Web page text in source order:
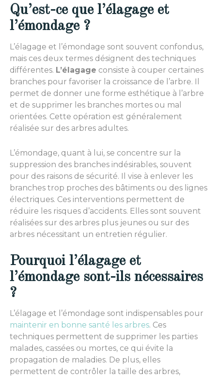
Qu’est-ce que l’élagage et
l’émondage ?
L’élagage et l’émondage sont souvent confondus,
mais ces deux termes désignent des techniques
différentes. L’élagage consiste à couper certaines
branches pour favoriser la croissance de l’arbre. Il
permet de donner une forme esthétique à l’arbre
et de supprimer les branches mortes ou mal
orientées. Cette opération est généralement
réalisée sur des arbres adultes.
L’émondage, quant à lui, se concentre sur la
suppression des branches indésirables, souvent
pour des raisons de sécurité. Il vise à enlever les
branches trop proches des bâtiments ou des lignes
électriques. Ces interventions permettent de
réduire les risques d’accidents. Elles sont souvent
réalisées sur des arbres plus jeunes ou sur des
arbres nécessitant un entretien régulier.
Pourquoi l’élagage et
l’émondage sont-ils nécessaires
?
L’élagage et l’émondage sont indispensables pour
maintenir en bonne santé les arbres. Ces
techniques permettent de supprimer les parties
malades, cassées ou mortes, ce qui évite la
propagation de maladies. De plus, elles
permettent de contrôler la taille des arbres,